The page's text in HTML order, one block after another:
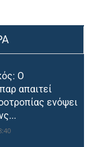
Ο
απαιτεί
ενόψει